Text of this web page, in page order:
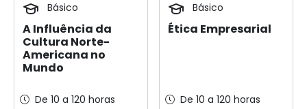
Básico
A Influência da
Cultura Norte-
Americana no
Mundo
De 10 a 120 horas
Básico
Ética Empresarial
De 10 a 120 horas